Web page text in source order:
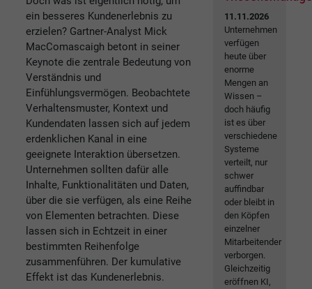
ein besseres Kundenerlebnis zu
erzielen? Gartner-Analyst Mick
MacComascaigh betont in seiner
Keynote die zentrale Bedeutung von
Verständnis und
Einfühlungsvermögen. Beobachtete
Verhaltensmuster, Kontext und
Kundendaten lassen sich auf jedem
erdenklichen Kanal in eine
geeignete Interaktion übersetzen.
Unternehmen sollten dafür alle
Inhalte, Funktionalitäten und Daten,
über die sie verfügen, als eine Reihe
von Elementen betrachten. Diese
lassen sich in Echtzeit in einer
bestimmten Reihenfolge
zusammenführen. Der kumulative
Effekt ist das Kundenerlebnis.
11.11.2026
Unternehmen
verfügen
heute über
enorme
Mengen an
Wissen –
doch häufig
ist es über
verschiedene
Systeme
verteilt, nur
schwer
auffindbar
oder bleibt in
den Köpfen
einzelner
Mitarbeitender
verborgen.
Gleichzeitig
eröffnen KI,